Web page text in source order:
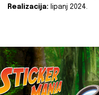
Realizacija: lipanj 2024.